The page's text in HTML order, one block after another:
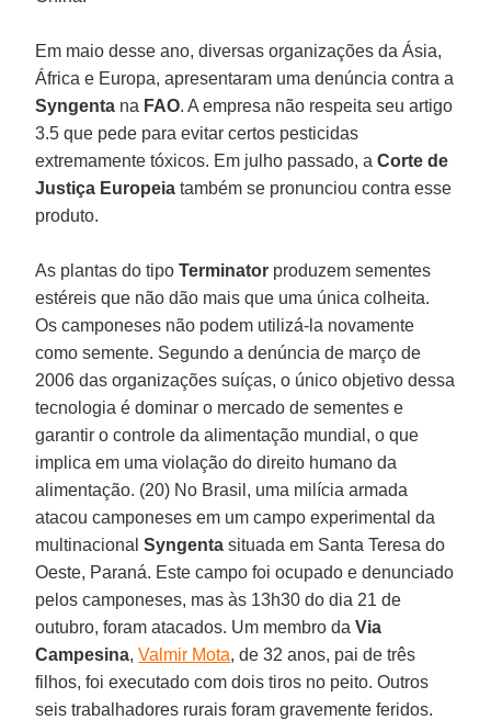
Em maio desse ano, diversas organizações da Ásia,
África e Europa, apresentaram uma denúncia contra a
Syngenta na FAO. A empresa não respeita seu artigo
3.5 que pede para evitar certos pesticidas
extremamente tóxicos. Em julho passado, aCorte de
Justiça Europeia também se pronunciou contra esse
produto.
As plantas do tipoTerminator produzem sementes
estéreis que não dão mais que uma única colheita.
Os camponeses não podem utilizá-la novamente
como semente. Segundo a denúncia de março de
2006 das organizações suíças, o único objetivo dessa
tecnologia é dominar o mercado de sementes e
garantir o controle da alimentação mundial, o que
implica em uma violação do direito humano da
alimentação. (20) No Brasil, uma milícia armada
atacou camponeses em um campo experimental da
multinacionalSyngentasituada em Santa Teresa do
Oeste, Paraná. Este campo foi ocupado e denunciado
pelos camponeses, mas às 13h30 do dia 21 de
outubro, foram atacados. Um membro daVia
Campesina,Valmir Mota, de 32 anos, pai de três
filhos, foi executado com dois tiros no peito. Outros
seis trabalhadores rurais foram gravemente feridos.